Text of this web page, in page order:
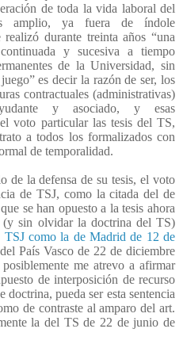
de toda la vida laboral del
amplio, ya fuera de índole
durante treinta años “una
y sucesiva a tiempo
de la Universidad, sin
es decir la razón de ser, los
contractuales (administrativas)
y asociado, y esas
voto particular las tesis del TS,
a todos los formalizados con
de temporalidad.
de la defensa de su tesis, el voto
de TSJ, como la citada del de
se han opuesto a la tesis ahora
(y sin olvidar la doctrina del TS)
TSJ como la de Madrid de 12 de
País Vasco de 22 de diciembre
me atrevo a afirmar
de interposición de recurso
pueda ser esta sentencia
de contraste al amparo del art.
la del TS de 22 de junio de